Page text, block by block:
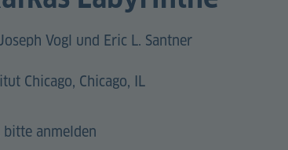
Vogl und Eric L. Santner
Chicago, Chicago, IL
anmelden